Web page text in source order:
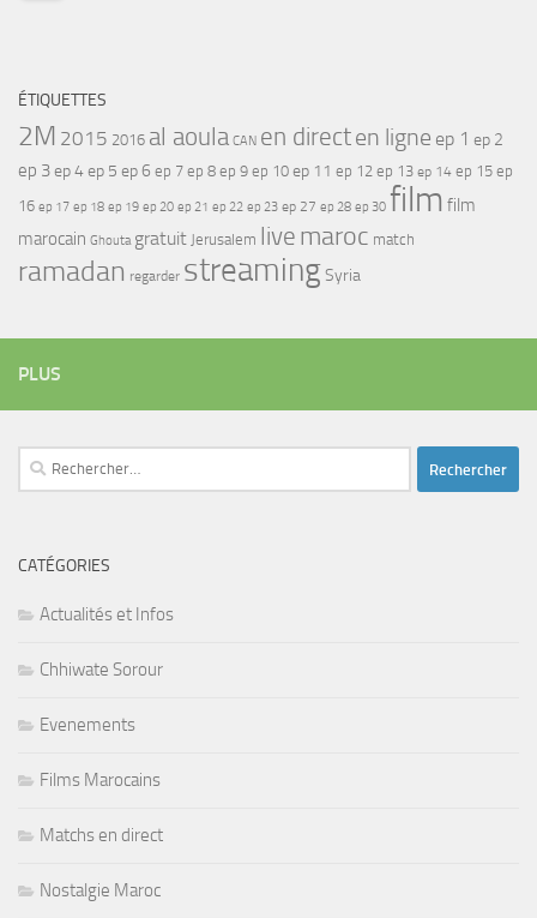
ÉTIQUETTES
2M 2015 2016 al aoula CAN en directen ligne ep 1 ep 2
ep 3ep 4ep 5 ep 6 ep 7 ep 8 ep 9 ep 10 ep 11 ep 12 ep 13 ep 14 ep 15 ep
16 ep 17 ep 18 ep 19 ep 20 ep 21 ep 22 ep 23 ep 27 ep 28 ep 30 film film
marocain Ghouta gratuit Jerusalem live maroc match
ramadan regarder streamingSyria
PLUS
Rechercher :
CATÉGORIES
Actualités et Infos
Chhiwate Sorour
Evenements
Films Marocains
Matchs en direct
Nostalgie Maroc